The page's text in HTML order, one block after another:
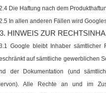
Die Haftung nach dem
In allen anderen Fällen wird
HINWEIS ZUR
Google bleibt Inhaber sämtlicher
auf sämtliche gewerblichen
der Dokumentation (und
Alle Rechte an und im